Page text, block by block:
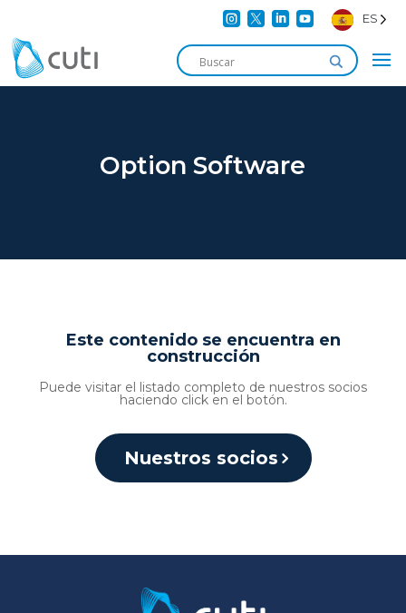
    ES
Option Software
Este contenido se encuentra en
construcción
Puede visitar el listado completo de nuestros socios
haciendo click en el botón.
Nuestros socios